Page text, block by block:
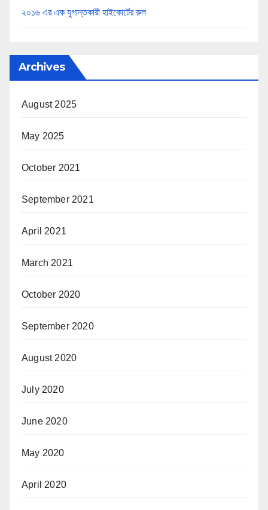
২০১৬ এর এক যুগান্তকারী হাইকোর্টের রুল
Archives
August 2025
May 2025
October 2021
September 2021
April 2021
March 2021
October 2020
September 2020
August 2020
July 2020
June 2020
May 2020
April 2020